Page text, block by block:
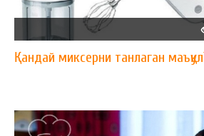
Қандай миксерни танлаган